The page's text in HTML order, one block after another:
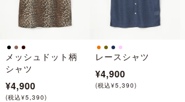
メッシュドット柄
シャツ
¥4,900
(税込¥5,390)
レースシャツ
¥4,900
(税込¥5,390)